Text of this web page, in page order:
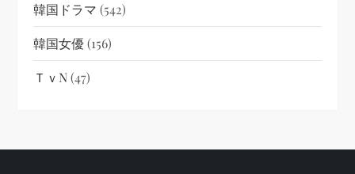
韓国ドラマ (542)
韓国女優(156)
ＴｖN(47)